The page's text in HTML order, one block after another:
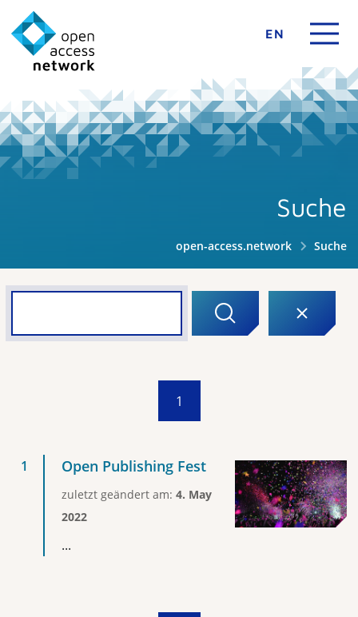
EN
Suche
open-access.network Suche
1
Open Publishing Fest
zuletzt geändert am: 4. May
2022
...